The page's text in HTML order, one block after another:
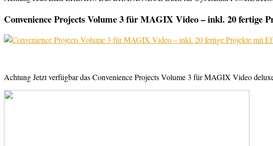
Convenience Projects Volume 3 für MAGIX Video – inkl. 20 fertige
Achtung Jetzt verfügbar das Convenience Projects Volume 3 für MAGIX Video